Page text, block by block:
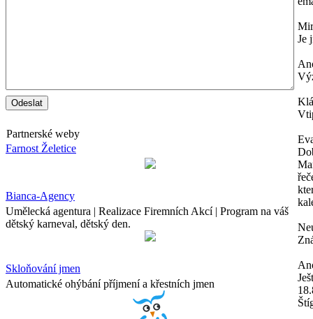
Partnerské weby
Farnost Želetice
Bianca-Agency
Umělecká agentura | Realizace Firemních Akcí | Program na váš
dětský karneval, dětský den.
Skloňování jmen
Automatické ohýbání příjmení a křestních jmen
Je